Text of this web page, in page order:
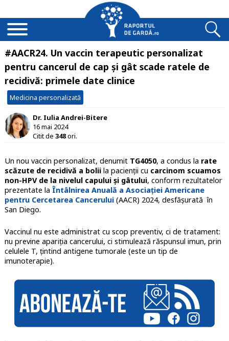
#AACR24. Un vaccin terapeutic personalizat
pentru cancerul de cap și gât scade ratele de
recidivă: primele date clinice
Medicina personalizată
Dr. Iulia Andrei-Bitere
16 mai 2024
Citit de 348ori.
Un nou vaccin personalizat, denumit TG4050, a condus la rate
scăzute de recidivă a boliila pacienții cu carcinom scuamos
non-HPV de la nivelul capului și gâtului, conform rezultatelor
prezentate la Întâlnirea Anuală a Asociației Americane
pentru Cercetarea Cancerului (AACR) 2024, desfășurată în
San Diego.
Vaccinul nu este administrat cu scop preventiv, ci de tratament:
nu previne apariția cancerului, ci stimulează răspunsul imun, prin
celulele T, țintind antigene tumorale (este un tip de
imunoterapie).